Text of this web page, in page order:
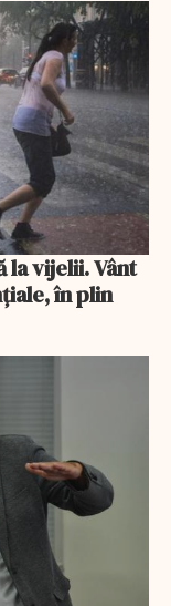
la vijelii. Vânt
în plin